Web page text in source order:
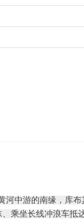
中游的南缘，库布
乘坐长线冲浪车抵